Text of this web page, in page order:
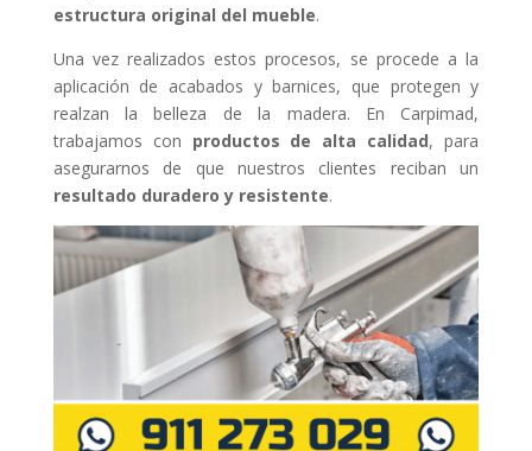
estructura original del mueble.
Una vez realizados estos procesos, se procede a la
aplicación de acabados y barnices, que protegen y
realzan la belleza de la madera. En Carpimad,
trabajamos con productos de alta calidad, para
asegurarnos de que nuestros clientes reciban un
resultado duradero y resistente.